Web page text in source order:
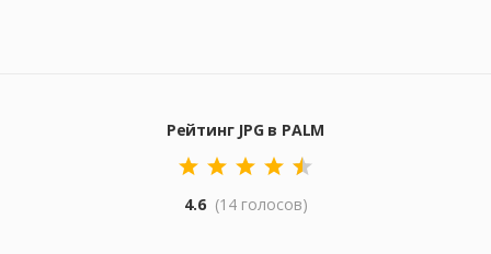
Рейтинг JPG в PALM
4.6 (14 голосов)